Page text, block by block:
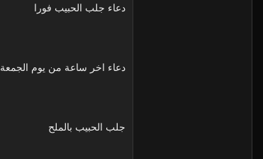
دعاء جلب الحبيب فورا
دعاء اخر ساعة من يوم الجمعة
جلب الحبيب بالملح